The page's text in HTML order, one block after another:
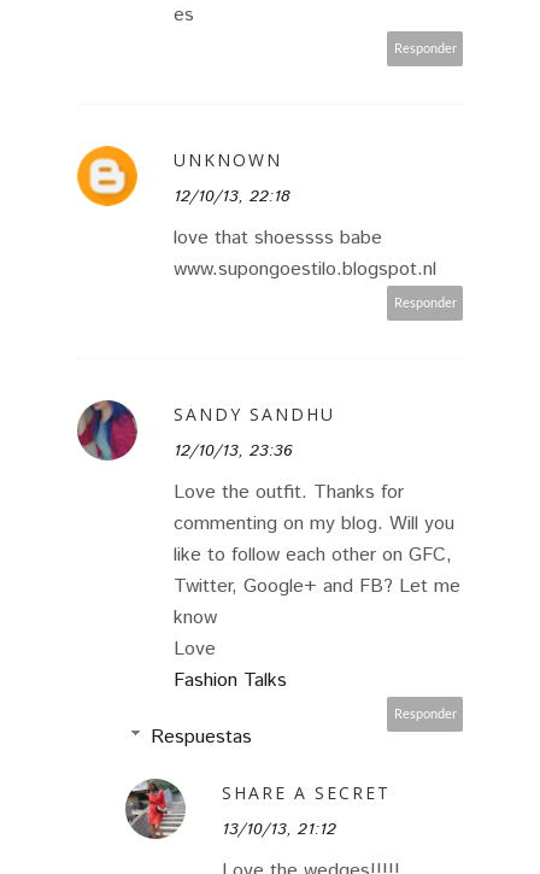
es
Responder
UNKNOWN
12/10/13, 22:18
love that shoessss babe
www.supongoestilo.blogspot.nl
Responder
SANDY SANDHU
12/10/13, 23:36
Love the outfit. Thanks for
commenting on my blog. Will you
like to follow each other on GFC,
Twitter, Google+ and FB? Let me
know
Love
Fashion Talks
Responder
Respuestas
SHARE A SECRET
13/10/13, 21:12